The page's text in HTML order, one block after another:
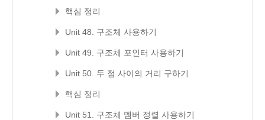
핵심 정리
Unit 48. 구조체 사용하기
Unit 49. 구조체 포인터 사용하기
Unit 50. 두 점 사이의 거리 구하기
핵심 정리
Unit 51. 구조체 멤버 정렬 사용하기